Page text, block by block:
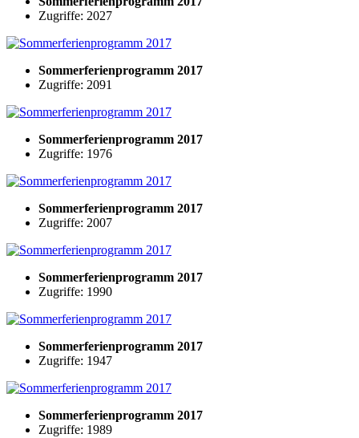
Zugriffe: 2027
Sommerferienprogramm 2017
Zugriffe: 2091
Sommerferienprogramm 2017
Zugriffe: 1976
Sommerferienprogramm 2017
Zugriffe: 2007
Sommerferienprogramm 2017
Zugriffe: 1990
Sommerferienprogramm 2017
Zugriffe: 1947
Sommerferienprogramm 2017
Zugriffe: 1989